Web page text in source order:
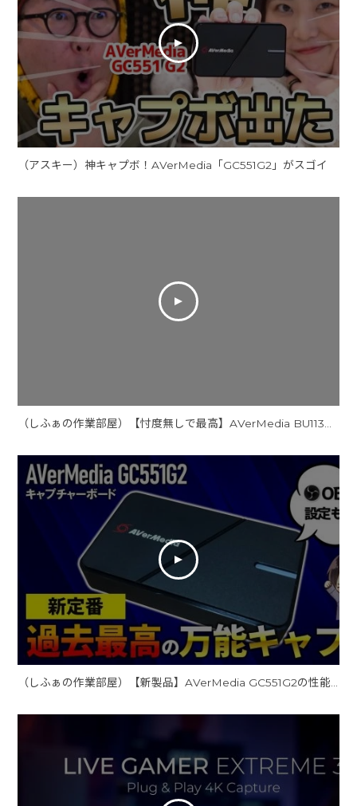
（アスキー）神キャプボ！AVerMedia「GC551G2」がスゴイ
（しふぁの作業部屋）【忖度無しで最高】AVerMedia BU113の性能レビューと使い方！OBSでの設定方法も解説！